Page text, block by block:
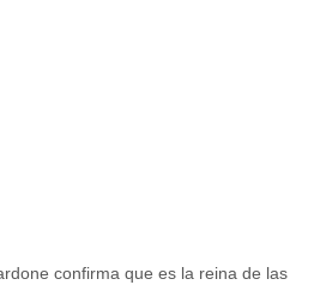
confirma que es la reina de las